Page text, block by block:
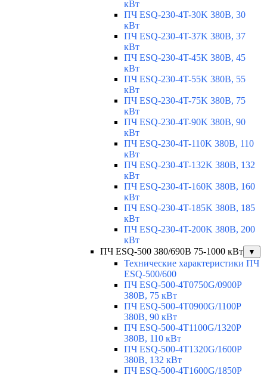
кВт
ПЧ ESQ-230-4T-30K 380В, 30
кВт
ПЧ ESQ-230-4T-37K 380В, 37
кВт
ПЧ ESQ-230-4T-45K 380В, 45
кВт
ПЧ ESQ-230-4T-55K 380В, 55
кВт
ПЧ ESQ-230-4T-75K 380В, 75
кВт
ПЧ ESQ-230-4T-90K 380В, 90
кВт
ПЧ ESQ-230-4T-110K 380В, 110
кВт
ПЧ ESQ-230-4T-132K 380В, 132
кВт
ПЧ ESQ-230-4T-160K 380В, 160
кВт
ПЧ ESQ-230-4T-185K 380В, 185
кВт
ПЧ ESQ-230-4T-200K 380В, 200
кВт
ПЧ ESQ-500 380/690В 75-1000 кВт
▼
Технические характеристики ПЧ
ESQ-500/600
ПЧ ESQ-500-4T0750G/0900P
380В, 75 кВт
ПЧ ESQ-500-4T0900G/1100P
380В, 90 кВт
ПЧ ESQ-500-4T1100G/1320P
380В, 110 кВт
ПЧ ESQ-500-4T1320G/1600P
380В, 132 кВт
ПЧ ESQ-500-4T1600G/1850P